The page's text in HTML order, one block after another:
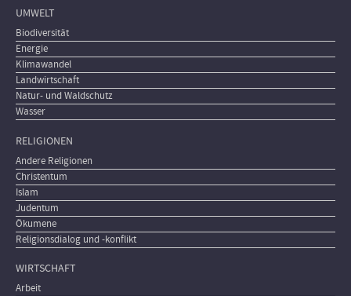
UMWELT
Biodiversität
Energie
Klimawandel
Landwirtschaft
Natur- und Waldschutz
Wasser
RELIGIONEN
Andere Religionen
Christentum
Islam
Judentum
Ökumene
Religionsdialog und -konflikt
WIRTSCHAFT
Arbeit